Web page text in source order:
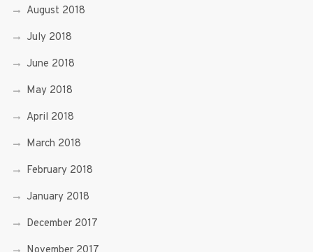
August 2018
July 2018
June 2018
May 2018
April 2018
March 2018
February 2018
January 2018
December 2017